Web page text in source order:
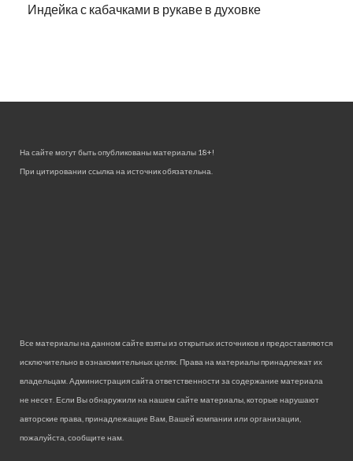
Индейка с кабачками в рукаве в духовке
На сайте могут быть опубликованы материалы 18+!
При цитировании ссылка на источник обязательна.
Все материалы на данном сайте взяты из открытых источников и предоставляются
исключительно в ознакомительных целях. Права на материалы принадлежат их
владельцам. Администрация сайта ответственности за содержание материала
не несет. Если Вы обнаружили на нашем сайте материалы, которые нарушают
авторские права, принадлежащие Вам, Вашей компании или организации,
пожалуйста, сообщите нам.